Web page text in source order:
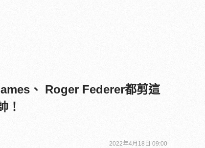
、 Roger Federer都剪這
！
2022年4月18日 09:00